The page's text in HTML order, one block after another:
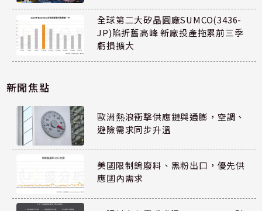
全球第二大矽晶圓廠SUMCO(3436-
JP)陷折舊高峰 新廠投產拖累前三季
虧損擴大
新聞焦點
歐洲熱浪衝擊供應鏈與通膨，空調、
避險需求同步升溫
美國限制鎢廢料、黑粉出口，優先供
應國內需求